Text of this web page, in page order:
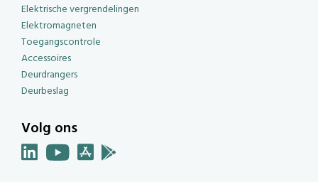
Elektrische vergrendelingen
Elektromagneten
Toegangscontrole
Accessoires
Deurdrangers
Deurbeslag
Volg ons